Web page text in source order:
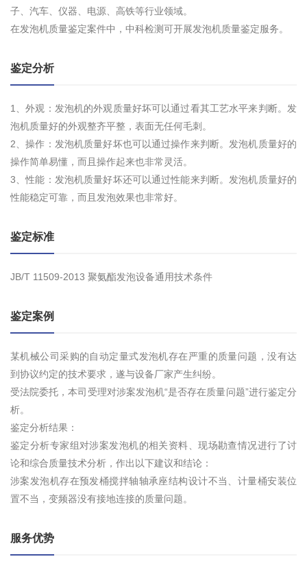
子、汽车、仪器、电源、高铁等行业领域。
在发泡机质量鉴定案件中，中科检测可开展发泡机质量鉴定服务。
鉴定分析
1、外观：发泡机的外观质量好坏可以通过看其工艺水平来判断。发
泡机质量好的外观整齐平整，表面无任何毛刺。
2、操作：发泡机质量好坏也可以通过操作来判断。发泡机质量好的
操作简单易懂，而且操作起来也非常灵活。
3、性能：发泡机质量好坏还可以通过性能来判断。发泡机质量好的
性能稳定可靠，而且发泡效果也非常好。
鉴定标准
JB/T 11509-2013 聚氨酯发泡设备通用技术条件
鉴定案例
某机械公司采购的自动定量式发泡机存在严重的质量问题，没有达
到协议约定的技术要求，遂与设备厂家产生纠纷。
受法院委托，本司受理对涉案发泡机“是否存在质量问题”进行鉴定分
析。
鉴定分析结果：
鉴定分析专家组对涉案发泡机的相关资料、现场勘查情况进行了讨
论和综合质量技术分析，作出以下建议和结论：
涉案发泡机存在预发桶搅拌轴轴承座结构设计不当、计量桶安装位
置不当，变频器没有接地连接的质量问题。
服务优势